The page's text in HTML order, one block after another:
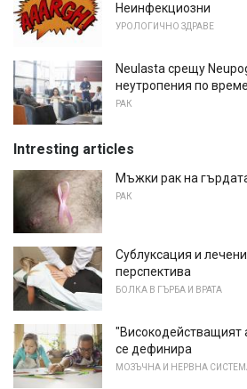
Неинфекциозни
УРОЛОГИЧНО ЗДРАВЕ
Neulasta срещу
неутропения по
РАК
Intresting articles
Мъжки рак на
РАК
Сублуксация и
перспектива
БОЛКА В ГЪРБА И ВРАТА
"Високодействащият
се дефинира
МОЗЪЧНА И НЕРВНА